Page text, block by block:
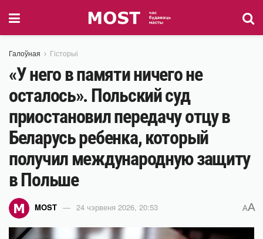
Галоўная Гісторыі
«У него в памяти ничего не
осталось». Польский суд
приостановил передачу отцу в
Беларусь ребенка, который
получил международную защиту
в Польше
MOST 24 чэрвеня 2026, 20:53 AA